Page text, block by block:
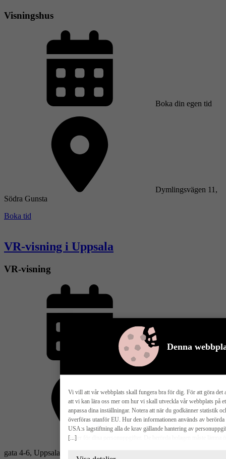
Denna
[...]
Vi vill att vår webbplats skall fungera bra för dig. För att göra
att vi kan lära oss mer om hur vi skall utveckla vår webbplats på
anpassa dina inställningar. Notera att när du godkänner statistik
överföras utanför EU. Hur den informationen används av
USA:s lagstiftning alla de krav gällande hantering av
risker för dina personuppgifter. De berörda bolagen måste
radering, gällande eventuella personuppgifter som de
Visningshus
Boka din egen tid
Dymlingsvägen 11,
Södra Gunsta
Boka tid
VR-visning i Uppsala
VR-visning
Boka din egen tid
gata 4-6, Uppsala